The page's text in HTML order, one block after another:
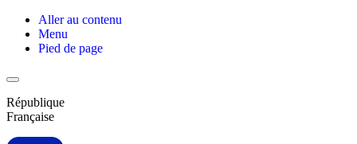
Aller au contenu
Menu
Pied de page
République
Française